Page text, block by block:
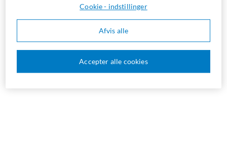
Afvis alle
Accepter alle cookies
Cookie - indstillinger